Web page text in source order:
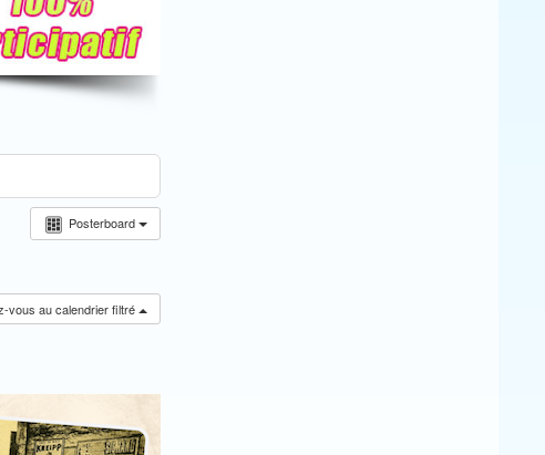
Posterboard
vous au calendrier filtré